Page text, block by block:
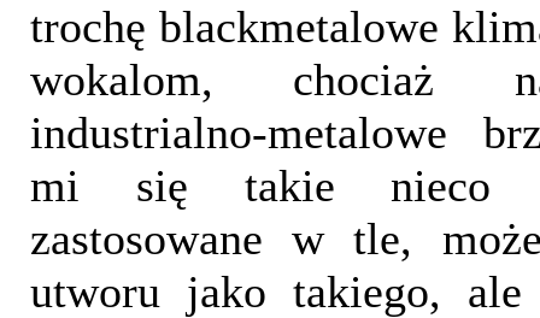
trochę blackmetalowe
wokalom, chociaż
industrialno-metalowe
mi się takie nieco
zastosowane w tle,
utworu jako takiego, ale